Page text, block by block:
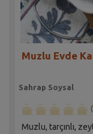
Muzlu Evde
Sahrap Soysal
Muzlu, tarçınlı,